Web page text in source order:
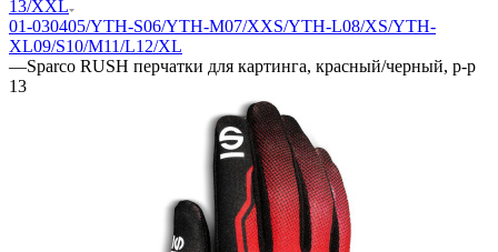
13/XXL
01-030405/YTH-S06/YTH-M07/XXS/YTH-L08/XS/YTH-
XL09/S10/M11/L12/XL
—Sparco RUSH перчатки для картинга, красный/черный, р-р
13